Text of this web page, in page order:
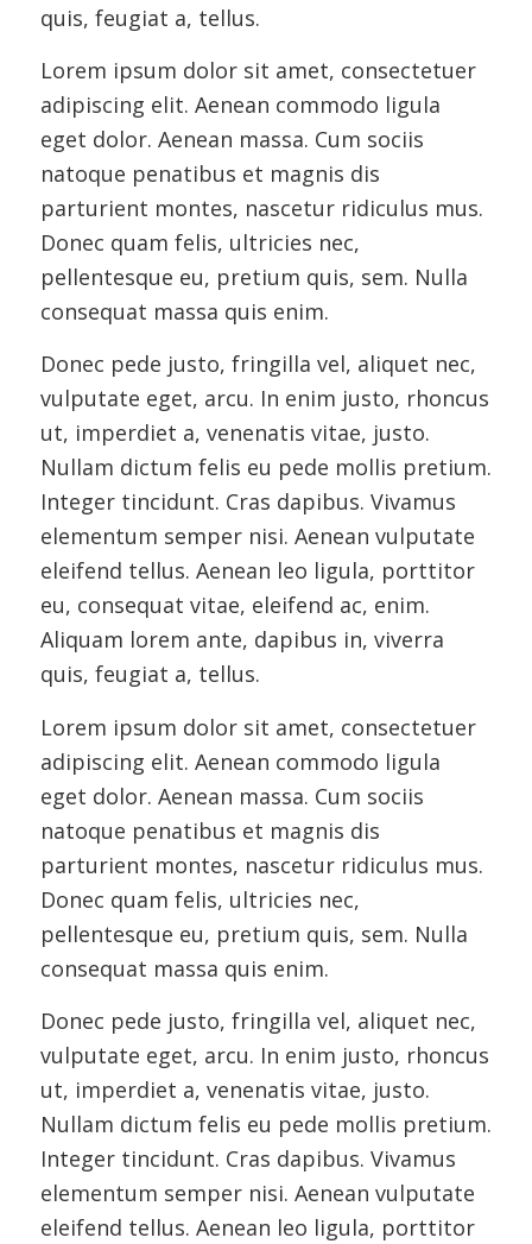
quis, feugiat a, tellus.
Lorem ipsum dolor sit amet, consectetuer
adipiscing elit. Aenean commodo ligula
eget dolor. Aenean massa. Cum sociis
natoque penatibus et magnis dis
parturient montes, nascetur ridiculus mus.
Donec quam felis, ultricies nec,
pellentesque eu, pretium quis, sem. Nulla
consequat massa quis enim.
Donec pede justo, fringilla vel, aliquet nec,
vulputate eget, arcu. In enim justo, rhoncus
ut, imperdiet a, venenatis vitae, justo.
Nullam dictum felis eu pede mollis pretium.
Integer tincidunt. Cras dapibus. Vivamus
elementum semper nisi. Aenean vulputate
eleifend tellus. Aenean leo ligula, porttitor
eu, consequat vitae, eleifend ac, enim.
Aliquam lorem ante, dapibus in, viverra
quis, feugiat a, tellus.
Lorem ipsum dolor sit amet, consectetuer
adipiscing elit. Aenean commodo ligula
eget dolor. Aenean massa. Cum sociis
natoque penatibus et magnis dis
parturient montes, nascetur ridiculus mus.
Donec quam felis, ultricies nec,
pellentesque eu, pretium quis, sem. Nulla
consequat massa quis enim.
Donec pede justo, fringilla vel, aliquet nec,
vulputate eget, arcu. In enim justo, rhoncus
ut, imperdiet a, venenatis vitae, justo.
Nullam dictum felis eu pede mollis pretium.
Integer tincidunt. Cras dapibus. Vivamus
elementum semper nisi. Aenean vulputate
eleifend tellus. Aenean leo ligula, porttitor